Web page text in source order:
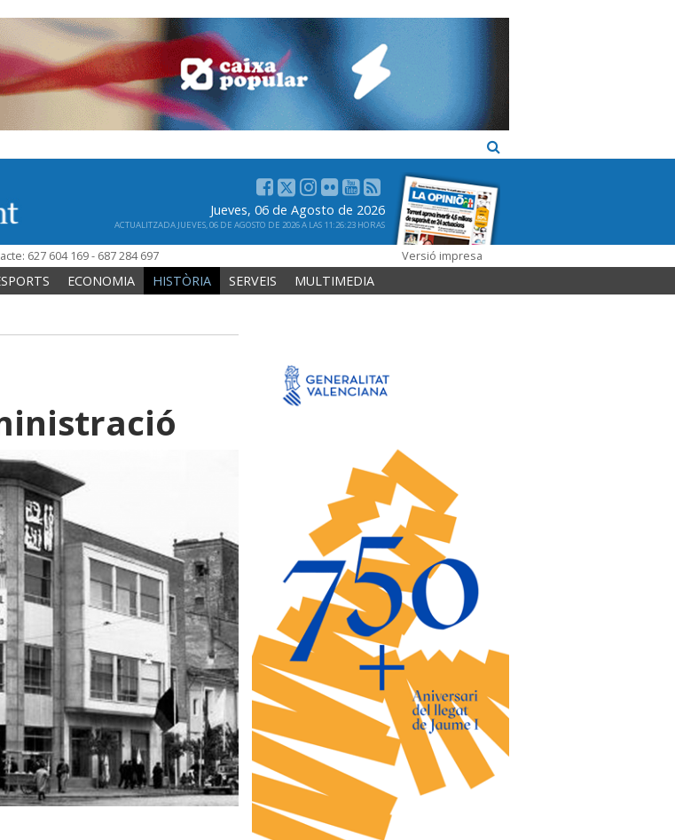
Jueves, 06 de Agosto de 2026
ACTUALITZADA JUEVES, 06 DE AGOSTO DE 2026 A LAS 11:26:23 HORAS
627 604 169 - 687 284 697 Versió impresa
ECONOMIA HISTÒRIA SERVEIS MULTIMEDIA